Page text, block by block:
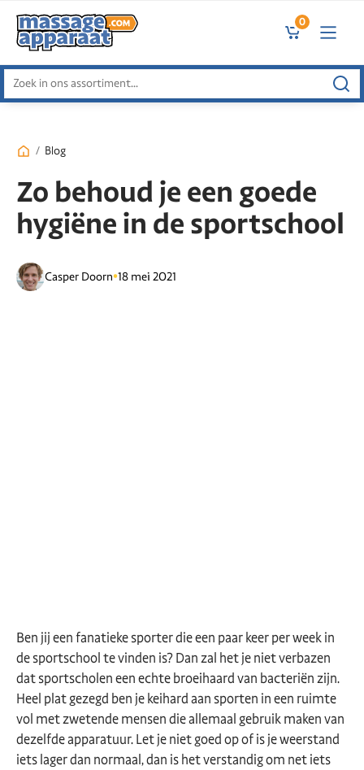
0
Zoeken
naar:
/ Blog
Zo behoud je een goede
hygiëne in de sportschool
Casper Doorn•18 mei 2021
Ben jij een fanatieke sporter die een paar keer per week in
de sportschool te vinden is? Dan zal het je niet verbazen
dat sportscholen een echte broeihaard van bacteriën zijn.
Heel plat gezegd ben je keihard aan sporten in een ruimte
vol met zwetende mensen die allemaal gebruik maken van
dezelfde apparatuur. Let je niet goed op of is je weerstand
iets lager dan normaal, dan is het verstandig om net iets